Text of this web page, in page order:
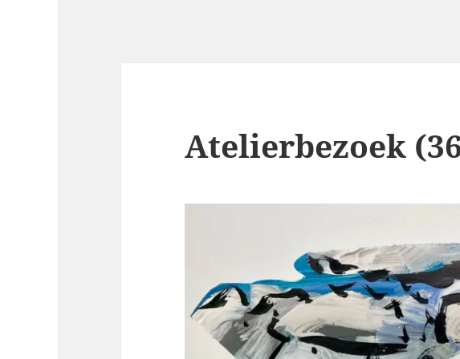
Atelierbezoek